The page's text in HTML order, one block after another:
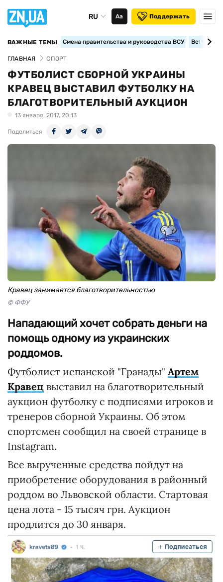
RU Аа Поддержать
ВАЖНЫЕ ТЕМЫ Смена правительства и руководства ВСУ
ГЛАВНАЯ СПОРТ
ФУТБОЛИСТ СБОРНОЙ УКРАИНЫ
КРАВЕЦ ВЫСТАВИЛ ФУТБОЛКУ НА
БЛАГОТВОРИТЕЛЬНЫЙ АУКЦИОН
13 января, 2017, 20:13
Поделиться
Кравец занимается благотворительностью
© ФФУ
Нападающий хочет собрать деньги на
помощь одному из украинских
роддомов.
Футболист испанской "Гранады" Артем
Кравец выставил на благотворительный
аукцион футболку с подписями игроков и
тренеров сборной Украины. Об этом
спортсмен сообщил на своей странице в
Instagram.
Все вырученные средства пойдут на
приобретение оборудования в районный
роддом во Львовской области. Стартовая
цена лота - 15 тысяч грн. Аукцион
продлится до 30 января.